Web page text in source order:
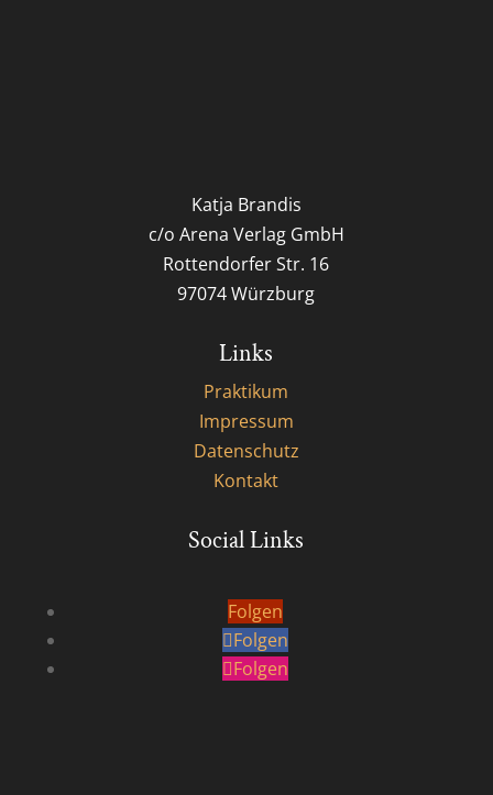
Katja Brandis
c/o Arena Verlag GmbH
Rottendorfer Str. 16
97074 Würzburg
Links
Praktikum
Impressum
Datenschutz
Kontakt
Social Links
Folgen
Folgen
Folgen